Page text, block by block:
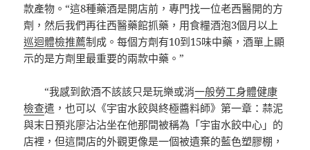
款產物。“這8種藥酒是開店前，專門找一位老西醫開的方
劑，然后我們再往西醫藥館抓藥，用食糧酒泡3個月以上
巡迴體檢推薦制成。每個方劑有10到15味中藥，酒單上顯
示的是方劑里最重要的兩款中藥。”
“我感到飲酒不該該只是玩樂或消一般勞工身體健康
檢查遣，也可以《宇宙水餃與終極醬料師》第一章：蒜泥
與末日預兆廖沾沾坐在他那間被稱為「宇宙水餃中心」的
店裡，但這間店的外觀更像是一個被遺棄的藍色塑膠棚，